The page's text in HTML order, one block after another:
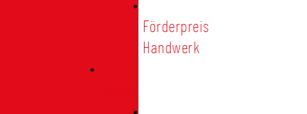
Förderpreis
Handwerk